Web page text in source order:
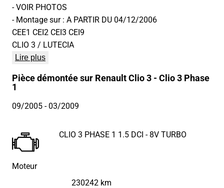
- VOIR PHOTOS
- Montage sur : A PARTIR DU 04/12/2006
CEE1 CEI2 CEI3 CEI9
CLIO 3 / LUTECIA
Lire plus
Pièce démontée sur Renault Clio 3 - Clio 3 Phase
1
09/2005- 03/2009
Moteur
CLIO 3 PHASE 1 1.5 DCI - 8V TURBO
230242 km